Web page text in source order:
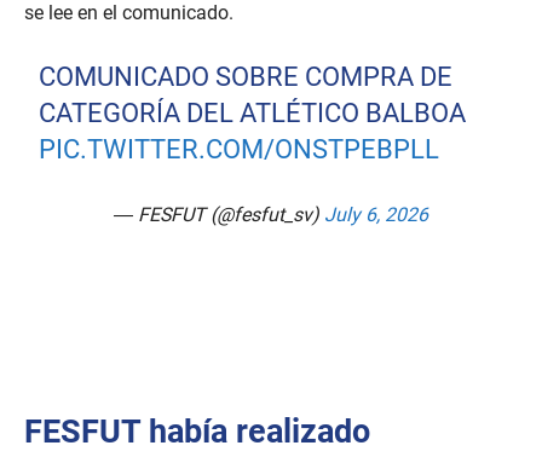
se lee en el comunicado.
COMUNICADO SOBRE COMPRA DE
CATEGORÍA DEL ATLÉTICO BALBOA
PIC.TWITTER.COM/ONSTPEBPLL
— FESFUT (@fesfut_sv) July 6, 2026
FESFUT había realizado